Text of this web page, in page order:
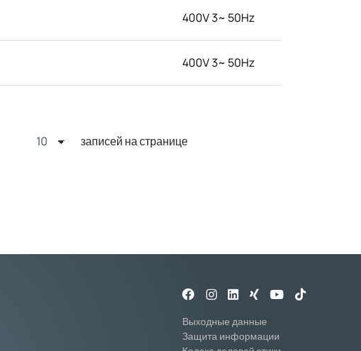
400V 3~ 50Hz
400V 3~ 50Hz
записей на странице
Выходные данные
Защита информации